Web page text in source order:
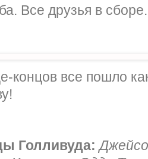
Все друзья в сборе.
концов все пошло
Голливуда: